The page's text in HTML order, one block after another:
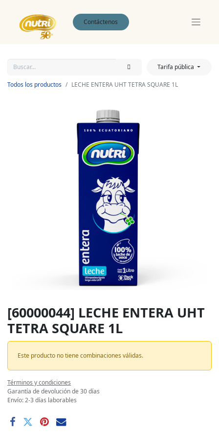
Contáctenos
Tarifa pública
Todos los productos LECHE ENTERA UHT TETRA SQUARE 1L
[60000044] LECHE ENTERA UHT
TETRA SQUARE 1L
Este producto no tiene combinaciones válidas.
Términos y condiciones
Garantía de devolución de 30 días
Envío: 2-3 días laborables